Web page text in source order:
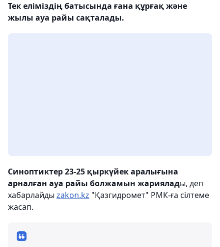
Тек еліміздің батысында ғана құрғақ және
жылы ауа райы сақталады.
Синоптиктер 23-25 қыркүйек аралығына
арналған ауа райы болжамын жариялады, деп
хабарлайды zakon.kz "Қазгидромет" РМК-ға сілтеме
жасап.